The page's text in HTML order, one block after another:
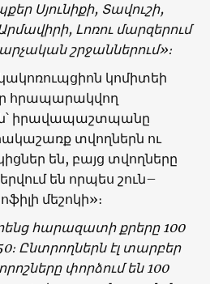
Սյունիքի, Տավուշի,
Լոռու մարզերում
շրջաններում»։
կոմիտեի
հրապարակվող
իրավապաշտպանը
տվողներն ու
են, բայց տվողները
են որպես շուն–
մեշոկի»։
հարազատի քրերը 100
Ընտրողներն էլ տարբեր
փորձում են 100